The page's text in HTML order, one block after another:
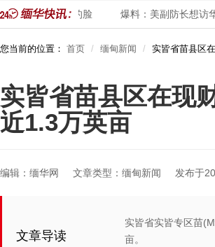
狠打了民进党的脸 爆料：美副防长想访华
您当前的位置： 首页 缅甸新闻 实皆省苗县区
实皆省苗县区在现
近1.3万英亩
编辑：缅华网 文章类型：缅甸新闻 发布于
文章导读
实皆省实皆专区苗
亩。